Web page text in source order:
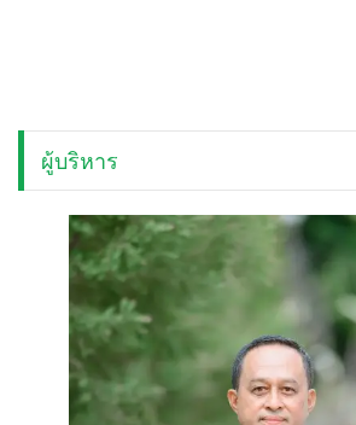
ผู้บริหาร